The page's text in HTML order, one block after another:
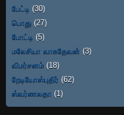
பேட்டி (30)
பொது (27)
போட்டி (5)
மலேசியா வாசுதேவன் (3)
விமர்சனம் (18)
றேடியோஸ்புதிர் (62)
ஸ்வர்ணலதா (1)